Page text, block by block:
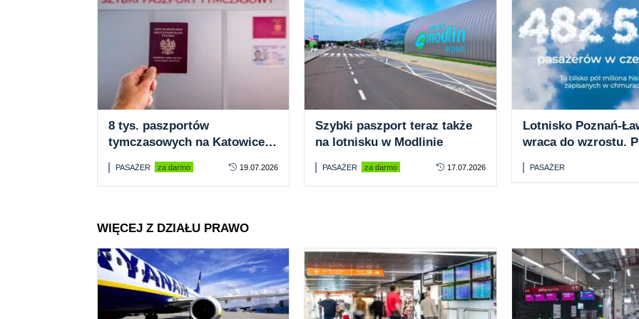
8 tys. paszportów
tymczasowych na Katowice
Airport. Punkt działa od
dwóch lat
PASAŻER za darmo 19.07.2026
Szybki paszport teraz także
na lotnisku w Modlinie
PASAŻER za darmo 17.07.2026
Lotnisko Poznań-
wraca do wzrostu.
PASAŻER
WIĘCEJ Z DZIAŁU PRAWO